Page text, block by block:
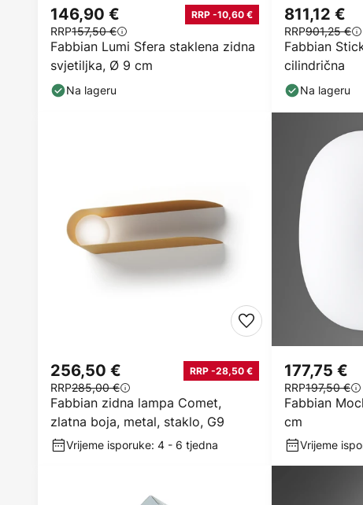
Fabbian Lumi Sfera staklena zidna
svjetiljka, Ø 9 cm
146,90 € RRP -10,60 €
RRP157,50 €
Na lageru
Fabbian
cilindrična
811,12 €
RRP901,25 €
Na lageru
Fabbian zidna lampa Comet,
zlatna boja, metal, staklo, G9
256,50 € RRP -28,50 €
RRP285,00 €
Vrijeme isporuke: 4 - 6 tjedna
Fabbian
cm
177,75 €
RRP197,50 €
Vrijeme